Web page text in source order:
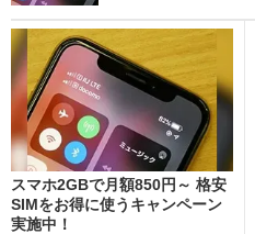
スマホ2GBで月額850円～ 格安
SIMをお得に使うキャンペーン
実施中！